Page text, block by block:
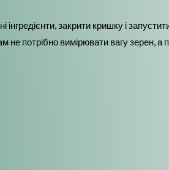
закрити кришку і
не потрібно вимірювати вагу зерен, а